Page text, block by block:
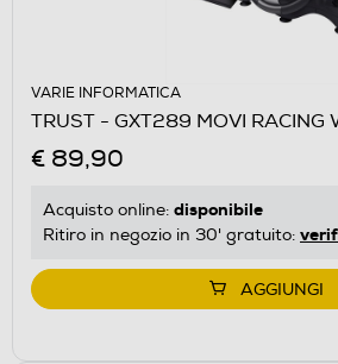
VARIE INFORMATICA
TRUST - GXT289 MOVI RACING
€ 89,90
Acquisto online: disponibile
Ritiro in negozio in 30' gratuito:
AGGIUNGI